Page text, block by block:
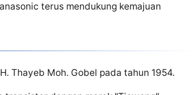
terus mendukung kemajuan
Thayeb Moh. Gobel pada tahun 1954.